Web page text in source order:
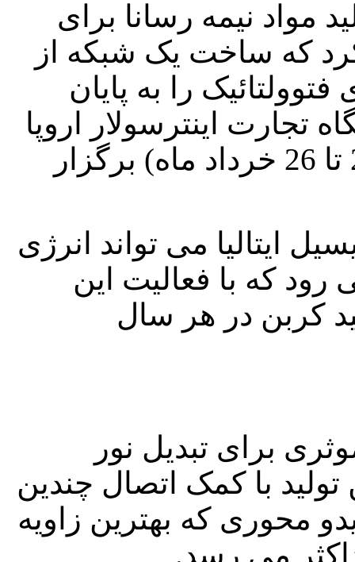
نیمه رسانا برای
کرد که ساخت یک شبکه از
را به پایان
تجارت اینترسولار اروپا
که طی روزهای 11 تا 15 ژوئن (22 تا 26 خرداد ماه) برگزار
ایتالیا می تواند انرژی
رود که با فعالیت این
تن دی اکسید کربن در هر سال
برای تبدیل نور
با کمک اتصال چندین
محوری که بهترین زاویه
می رسد.